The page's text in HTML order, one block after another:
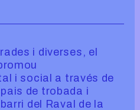
i diverses, el
i social a través de
de trobada i
del Raval de la